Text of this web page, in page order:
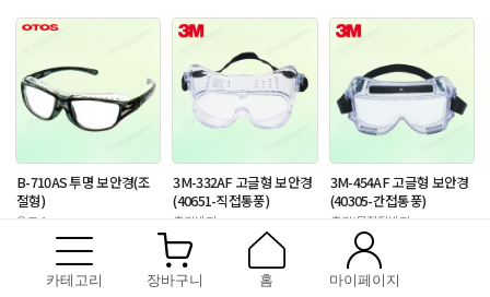
카테고리 장바구니 홈 마이페이지
B-710AS 투명 보안경(조
절형)
오토스
리뷰 175
3M-332AF 고글형 보안경
(40651-직접통풍)
충격방지
3,630
리뷰 9
3M-454AF 고글형 보안경
(40305-간접통풍)
충격/물질튐방지
14,300
리뷰 12